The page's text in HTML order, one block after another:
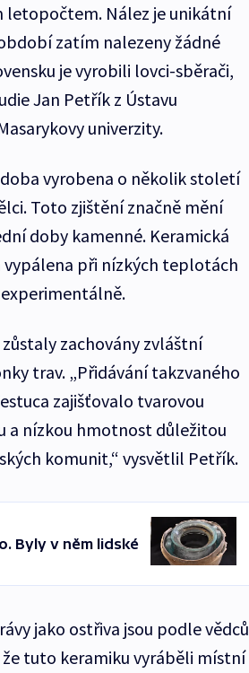
letopočtem. Nález je unikátní
zatím nalezeny žádné
je vyrobili lovci-sběrači,
Jan Petřík z Ústavu
univerzity.
vyrobena o několik století
Toto zjištění značně mění
doby kamenné. Keramická
při nízkých teplotách
zachovány zvláštní
trav. „Přidávání takzvaného
zajišťovalo tvarovou
nízkou hmotnost důležitou
komunit,“ vysvětlil Petřík.
Byly v něm lidské
jako ostřiva jsou podle vědců
tuto keramiku vyráběli místní